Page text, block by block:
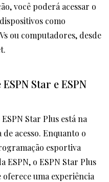
você poderá acessar o
como
ou computadores, desde
Star e ESPN
Star Plus está na
acesso. Enquanto o
esportiva
ESPN, o ESPN Star Plus
uma experiência